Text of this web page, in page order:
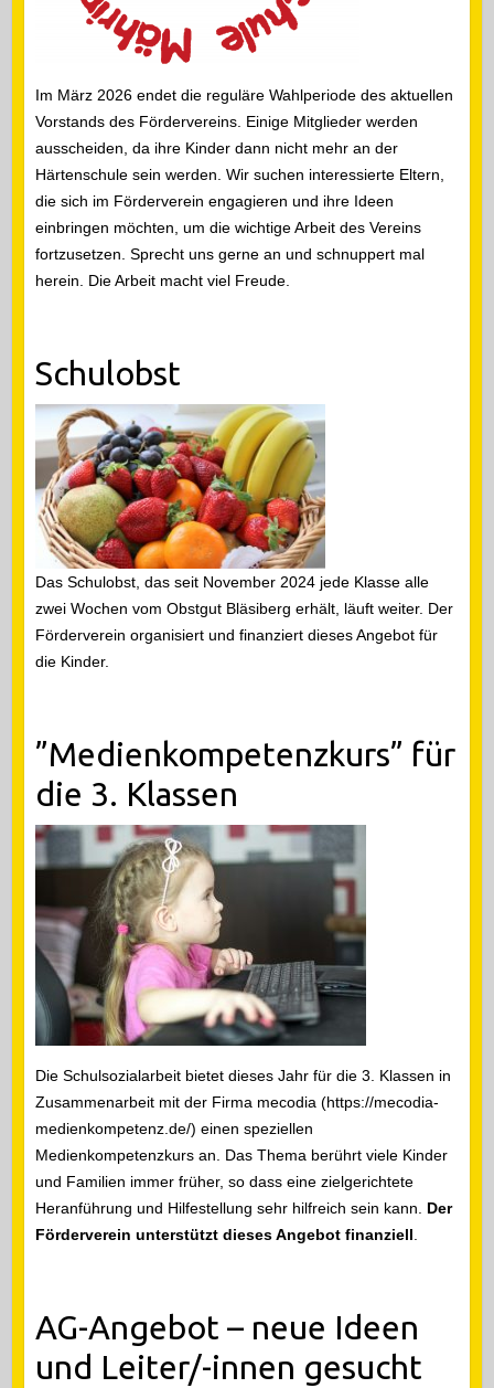
Im März 2026 endet die reguläre Wahlperiode des aktuellen
Vorstands des Fördervereins. Einige Mitglieder werden
ausscheiden, da ihre Kinder dann nicht mehr an der
Härtenschule sein werden. Wir suchen interessierte Eltern,
die sich im Förderverein engagieren und ihre Ideen
einbringen möchten, um die wichtige Arbeit des Vereins
fortzusetzen. Sprecht uns gerne an und schnuppert mal
herein. Die Arbeit macht viel Freude.
Schulobst
Das Schulobst, das seit November 2024 jede Klasse alle
zwei Wochen vom Obstgut Bläsiberg erhält, läuft weiter. Der
Förderverein organisiert und finanziert dieses Angebot für
die Kinder.
”Medienkompetenzkurs” für
die 3. Klassen
Die Schulsozialarbeit bietet dieses Jahr für die 3. Klassen in
Zusammenarbeit mit der Firma mecodia (https://mecodia-
medienkompetenz.de/) einen speziellen
Medienkompetenzkurs an. Das Thema berührt viele Kinder
und Familien immer früher, so dass eine zielgerichtete
Heranführung und Hilfestellung sehr hilfreich sein kann. Der
Förderverein unterstützt dieses Angebot finanziell
AG-Angebot – neue Ideen
und Leiter/-innen gesucht